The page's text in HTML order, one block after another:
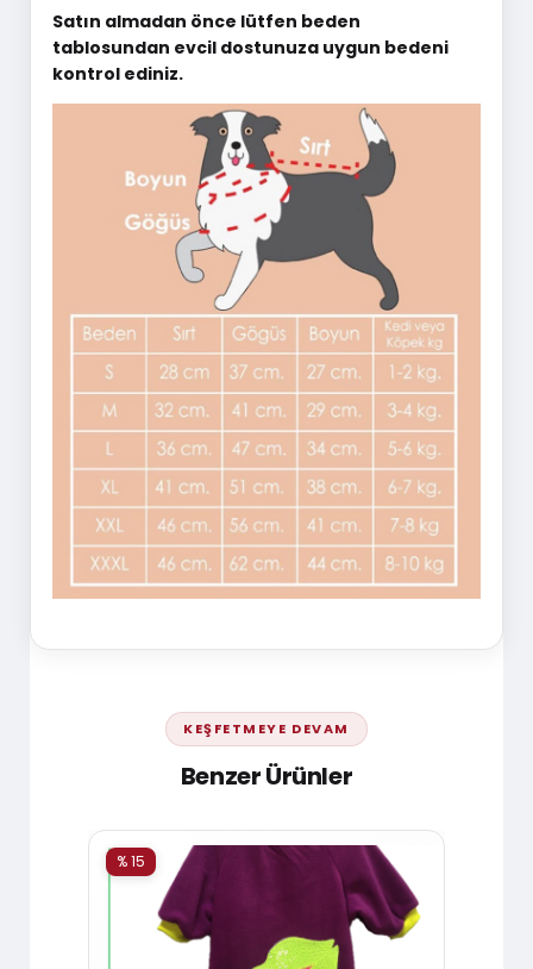
Satın almadan önce lütfen beden
tablosundan evcil dostunuza uygun bedeni
kontrol ediniz.
KEŞFETMEYE DEVAM
Benzer Ürünler
% 15